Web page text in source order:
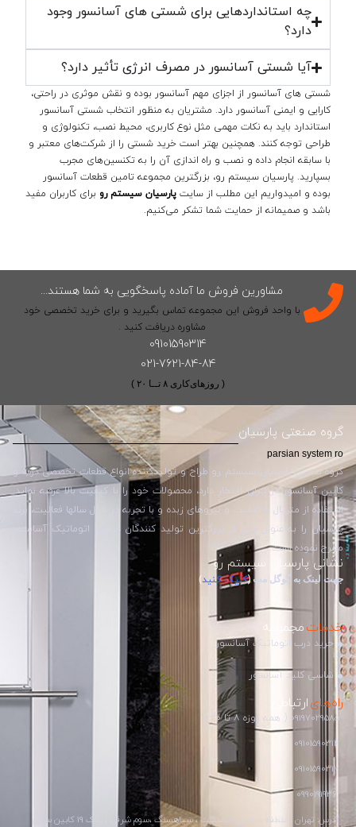
چه استانداردهایی برای شستی های آسانسور وجود
دارد؟
آیا شستی آسانسور در مصرف انرژی تأثیر دارد؟
شستی های آسانسور از اجزای مهم آسانسور بوده و نقش موثری در راحتی،
کارایی و ایمنی آسانسور دارد. مشتریان به منظور انتخاب شستی آسانسور
استاندارد باید به نکات مهمی مثل نوع کاربری، محیط نصب، تکنولوژی و
طراحی توجه کنند. همچنین بهتر است خرید شستی را از شرکت‌های معتبر و
با سابقه انجام داده و نصب و راه اندازی آن را به تکنسین‌های مجرب
بسپارید. پارسیان سیستم رو، بزرگترین مجموعه تامین قطعات آسانسور
بوده و امیدواریم این مطلب از سایت پارسیان سیستم رو برای کاربران مفید
باشد و صمیمانه از حمایت شما تشکر می‌کنیم.
مشاورین فروش ما آماده پاسخگویی به شما هستند...
با واحد فروش این مجموعه تماس بگیرید و برای خرید تخصصی خود
مشاوره دریافت کنید .
09101590314
021-7621-84-84
( روزهای‌کاری ۸ تــا ۲۰ )
گروه صنعتی پارسیان
parsian system ro
گروه صنعتی پارسیان سیستم رو طراح و تولیدکننده انواع قطعات تخصصی درب و
کابین آسانسور در ایران افتخار دارد، محصولات خود را با کیفیت بالا عرضه نماید.
استفاده از متریال با کیفیت و نیروهای زبده و با تجربه در طول سالها فعالیت، برند
پارسیان را به عنوان یکی از بزرگترین تولید کنندگان دربهای اتوماتیک آسانسور
مطرح نموده است.
نشانی پارسیان سیستم رو
جهت لینک به گوگل مپ(کلیک کنید)
خدماتمجموعه
خرید درب اتوماتیک آسانسور
شاسی کلید آسانسور
راه‌هایارتباطی
09197029585 ( همه روزه ۸ تا ۲۰ )
09101590314
09101590317
09901919361
آدرس: تهران ، منطقه صنعتی خرمدشت ، سیاهسنگ ،سوم شرقی ، پلاک 19 کابین سازی